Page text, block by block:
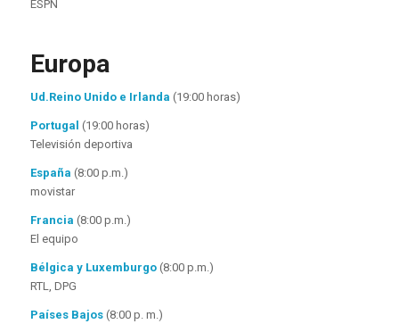
ESPN
Europa
Ud.Reino Unido e Irlanda (19:00 horas)
Portugal (19:00 horas)
Televisión deportiva
España (8:00 p.m.)
movistar
Francia (8:00 p.m.)
El equipo
Bélgica y Luxemburgo (8:00 p.m.)
RTL, DPG
Países Bajos(8:00 p. m.)